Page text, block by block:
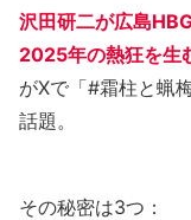
沢田研二が広島
2025年の熱狂を生
がXで「#霜柱と蝋
話題。
その秘密は3つ：